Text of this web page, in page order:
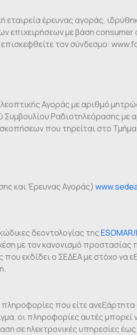
εταιρεία έρευνας αγοράς,
επιχειρήσεων με βάση
τον σύνδεσμο:
Αγοράς με αριθμό
Συμβουλίου Ραδιοτηλεόρασης
που τηρείται στο
και Έρευνας Αγοράς)
δεοντολογίας της
με τον κανονισμό
εκδίδει ο ΣΕΔΕΑ με στόχο να
που είτε
οι πληροφορίες αυτές μπορεί
σε ηλεκτρονικές υπηρεσίες